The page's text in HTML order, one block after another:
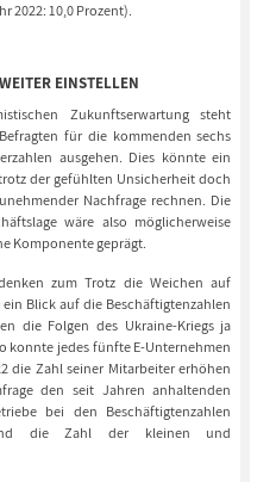
2022: 10,0 Prozent).
EINSTELLEN
Zukunftserwartung steht
für die kommenden sechs
ausgehen. Dies könnte ein
der gefühlten Unsicherheit doch
Nachfrage rechnen. Die
wäre also möglicherweise
Komponente geprägt.
zum Trotz die Weichen auf
Blick auf die Beschäftigtenzahlen
die Folgen des Ukraine-Kriegs ja
konnte jedes fünfte E-Unternehmen
die Zahl seiner Mitarbeiter erhöhen
den seit Jahren anhaltenden
bei den Beschäftigtenzahlen
die Zahl der kleinen und